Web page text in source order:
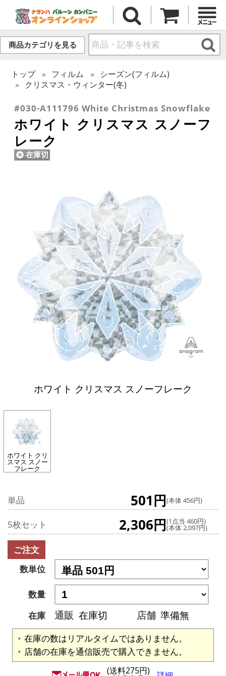
商品カテゴリを見る
トップ フィルム
シーズン(フィルム)
クリスマス・ウィンター(冬)
#030-A111796 White Christmas Snowflake
ホワイト クリスマス スノーフ
レーク
在庫切
ホワイト クリスマス スノーフレーク
ホワイト クリ
スマス スノー
フレーク
単品 501円(本体 456円)
5枚セット 2,306円(1点当 460円)
(本体 2,097円)
ご注文
数単位
数量
在庫
通販 在庫切 店舗 準備無
在庫の数はリアルタイムではありません。
店舗の在庫を通信販売で購入できません。
(送料275円)